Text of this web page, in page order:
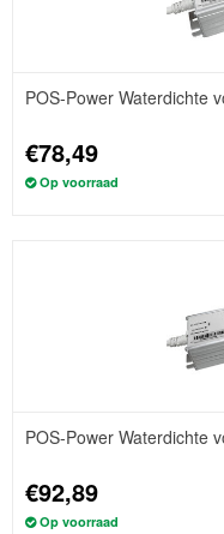
POS-Power Waterdichte
€78,49
Op voorraad
POS-Power Waterdichte
€92,89
Op voorraad